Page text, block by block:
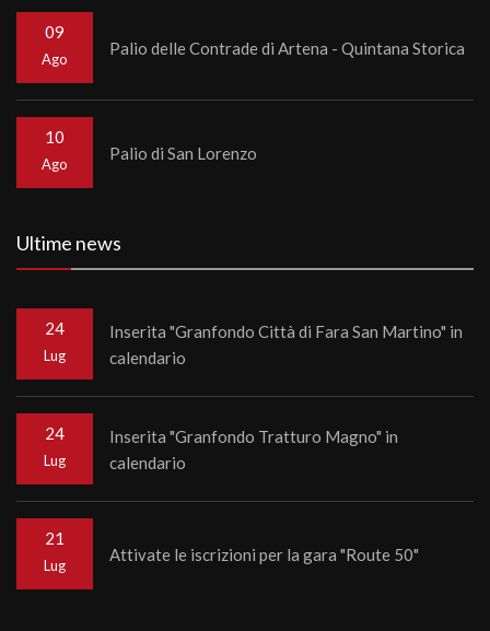
09
Ago
Palio delle Contrade di Artena - Quintana Storica
10
Ago
Palio di San Lorenzo
Ultime news
24
Lug
Inserita "Granfondo Città di Fara San Martino" in
calendario
24
Lug
Inserita "Granfondo Tratturo Magno" in
calendario
21
Lug
Attivate le iscrizioni per la gara "Route 50"